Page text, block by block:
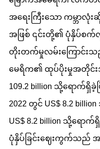
အရေးကြီးသော ကမ္ဘာလုံ
အဖြစ် ၎င်းတို့၏ ပုံနှိပ်စက်
တိုးတက်မှုလမ်းကြောင်း
မေရိက၏ ထုပ်ပိုးမှုအတိုင်း
109.2 billion သို့ရောက်ရှိခဲ့
2022 တွင် US$ 8.2
US$ 8.2 billion သို့ရော
ပုံနှိပ်ခြင်းဈေးကွက်သည် အ